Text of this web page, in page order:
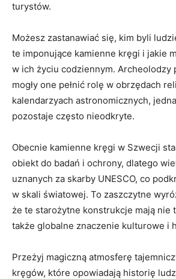
turystów.
Możesz zastanawiać się, kim byli
te imponujące‍ kamienne kręgi i ⁤jakie
⁣w ich życiu codziennym. ‌Archeolodzy
mogły one pełnić rolę⁢ w obrzędach
kalendarzyach⁤ astronomicznych,
⁣pozostaje często nieodkryte.
Obecnie‌ kamienne kręgi ⁤w Szwecji
obiekt do⁣ badań i ochrony, dlatego
‍uznanych za skarby UNESCO, co
w skali światowej. To zaszczytne
że te starożytne ‍konstrukcje mają‍ nie
także globalne znaczenie kulturowe i
Przeżyj⁢ magiczną atmosferę
kręgów, które opowiadają‍ historię